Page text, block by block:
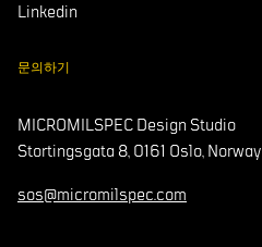
Linkedin
문의하기
MICROMILSPEC Design Studio
Stortingsgata 8, 0161 Oslo, Norway
sos@micromilspec.com